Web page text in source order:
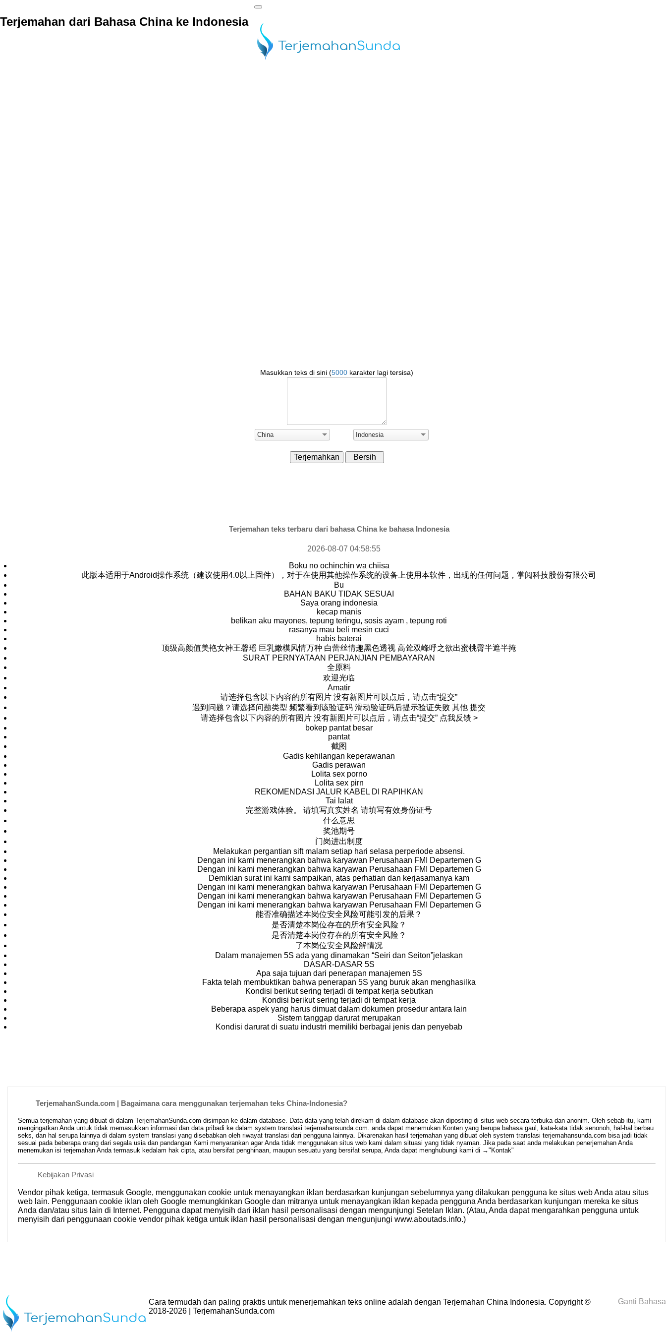
Terjemahan dari Bahasa China ke Indonesia
Masukkan teks di sini (5000 karakter lagi tersisa)
China Indonesia
Terjemahan teks terbaru dari bahasa China ke bahasa Indonesia
2026-08-07 04:58:55
Boku no ochinchin wa chiisa
此版本适用于Android操作系统（建议使用4.0以上固件），对于在使用其他操作系统的设备上使用本软件，出现的任何问题，掌阅科技股份有限公司
Bu
BAHAN BAKU TIDAK SESUAI
Saya orang indonesia
kecap manis
belikan aku mayones, tepung teringu, sosis ayam , tepung roti
rasanya mau beli mesin cuci
habis baterai
顶级高颜值美艳女神王馨瑶 巨乳嫩模风情万种 白蕾丝情趣黑色透视 高耸双峰呼之欲出蜜桃臀半遮半掩
SURAT PERNYATAAN PERJANJIAN PEMBAYARAN
全原料
欢迎光临
Amatir
请选择包含以下内容的所有图片 没有新图片可以点后，请点击“提交”
遇到问题？请选择问题类型 频繁看到该验证码 滑动验证码后提示验证失败 其他 提交
请选择包含以下内容的所有图片 没有新图片可以点后，请点击“提交” 点我反馈 >
bokep pantat besar
pantat
截图
Gadis kehilangan keperawanan
Gadis perawan
Lolita sex porno
Lolita sex pirn
REKOMENDASI JALUR KABEL DI RAPIHKAN
Tai lalat
完整游戏体验。 请填写真实姓名 请填写有效身份证号
什么意思
奖池期号
门岗进出制度
Melakukan pergantian sift malam setiap hari selasa perperiode absensi.
Dengan ini kami menerangkan bahwa karyawan Perusahaan FMI Departemen G
Dengan ini kami menerangkan bahwa karyawan Perusahaan FMI Departemen G
Demikian surat ini kami sampaikan, atas perhatian dan kerjasamanya kam
Dengan ini kami menerangkan bahwa karyawan Perusahaan FMI Departemen G
Dengan ini kami menerangkan bahwa karyawan Perusahaan FMI Departemen G
Dengan ini kami menerangkan bahwa karyawan Perusahaan FMI Departemen G
能否准确描述本岗位安全风险可能引发的后果？
是否清楚本岗位存在的所有安全风险？
是否清楚本岗位存在的所有安全风险？
了本岗位安全风险解情况
Dalam manajemen 5S ada yang dinamakan “Seiri dan Seiton”jelaskan
DASAR-DASAR 5S
Apa saja tujuan dari penerapan manajemen 5S
Fakta telah membuktikan bahwa penerapan 5S yang buruk akan menghasilka
Kondisi berikut sering terjadi di tempat kerja sebutkan
Kondisi berikut sering terjadi di tempat kerja
Beberapa aspek yang harus dimuat dalam dokumen prosedur antara lain
Sistem tanggap darurat merupakan
Kondisi darurat di suatu industri memiliki berbagai jenis dan penyebab
TerjemahanSunda.com | Bagaimana cara menggunakan terjemahan teks China-Indonesia?
Semua terjemahan yang dibuat di dalam TerjemahanSunda.com disimpan ke dalam database. Data-data yang telah direkam di dalam database akan diposting di situs web secara terbuka dan anonim. Oleh sebab itu, kami
mengingatkan Anda untuk tidak memasukkan informasi dan data pribadi ke dalam system translasi terjemahansunda.com. anda dapat menemukan Konten yang berupa bahasa gaul, kata-kata tidak senonoh, hal-hal berbau
seks, dan hal serupa lainnya di dalam system translasi yang disebabkan oleh riwayat translasi dari pengguna lainnya. Dikarenakan hasil terjemahan yang dibuat oleh system translasi terjemahansunda.com bisa jadi tidak
sesuai pada beberapa orang dari segala usia dan pandangan Kami menyarankan agar Anda tidak menggunakan situs web kami dalam situasi yang tidak nyaman. Jika pada saat anda melakukan penerjemahan Anda
menemukan isi terjemahan Anda termasuk kedalam hak cipta, atau bersifat penghinaan, maupun sesuatu yang bersifat serupa, Anda dapat menghubungi kami di →"Kontak"
Kebijakan Privasi
Vendor pihak ketiga, termasuk Google, menggunakan cookie untuk menayangkan iklan berdasarkan kunjungan sebelumnya yang dilakukan pengguna ke situs web Anda atau situs
web lain. Penggunaan cookie iklan oleh Google memungkinkan Google dan mitranya untuk menayangkan iklan kepada pengguna Anda berdasarkan kunjungan mereka ke situs
Anda dan/atau situs lain di Internet. Pengguna dapat menyisih dari iklan hasil personalisasi dengan mengunjungi Setelan Iklan. (Atau, Anda dapat mengarahkan pengguna untuk
menyisih dari penggunaan cookie vendor pihak ketiga untuk iklan hasil personalisasi dengan mengunjungi www.aboutads.info.)
Ganti Bahasa
Cara termudah dan paling praktis untuk menerjemahkan teks online adalah dengan Terjemahan China Indonesia. Copyright ©
2018-2026 | TerjemahanSunda.com